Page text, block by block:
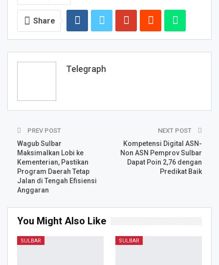
Share
Telegraph
PREV POST
Wagub Sulbar
Maksimalkan Lobi ke
Kementerian, Pastikan
Program Daerah Tetap
Jalan di Tengah Efisiensi
Anggaran
NEXT POST
Kompetensi Digital ASN-
Non ASN Pemprov Sulbar
Dapat Poin 2,76 dengan
Predikat Baik
You Might Also Like
SULBAR SULBAR